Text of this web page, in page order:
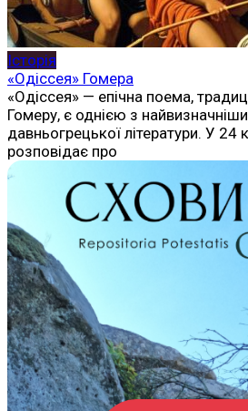
Історія
«Одіссея» Гомера
«Одіссея» — епічна поема,
Гомеру, є однією з
давньогрецької літератури. У 24
розповідає про